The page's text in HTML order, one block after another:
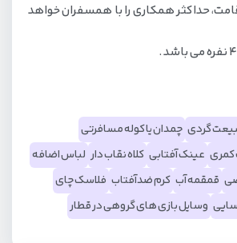
حداکثر همکاری را با همسفران خواهد
گردی چمدان یا کوله مسافرتی
کمری عینک آفتابی کلاه نقاب دار لباس اضافه
قمقمه آب کرم ضدآفتاب فلاسک چای
وسایل بازی های گروهی در قطار